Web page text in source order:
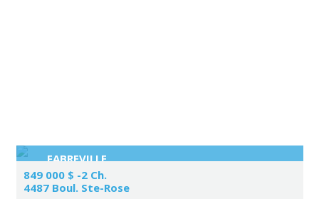
FABREVILLE
849 000 $ -2 Ch.
4487 Boul. Ste-Rose